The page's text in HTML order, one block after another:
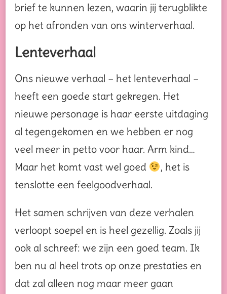
brief te kunnen lezen, waarin jij terugblikte
op het afronden van ons winterverhaal.
Lenteverhaal
Ons nieuwe verhaal – het lenteverhaal –
heeft een goede start gekregen. Het
nieuwe personage is haar eerste uitdaging
al tegengekomen en we hebben er nog
veel meer in petto voor haar. Arm kind…
Maar het komt vast wel goed
, het is
tenslotte een feelgoodverhaal.
Het samen schrijven van deze verhalen
verloopt soepel en is heel gezellig. Zoals jij
ook al schreef: we zijn een goed team. Ik
ben nu al heel trots op onze prestaties en
dat zal alleen nog maar meer gaan